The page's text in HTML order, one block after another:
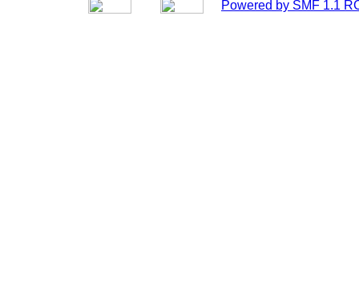
Powered by SMF 1.1